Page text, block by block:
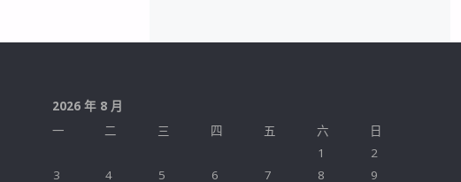
2026 年 8 月
一
二 三 四 五 六
日
1
2
3
4 5 6 7 8 9